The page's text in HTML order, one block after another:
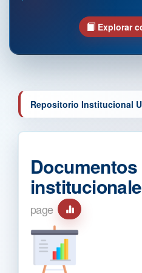
Explorar
Repositorio Institucional
Documentos
page